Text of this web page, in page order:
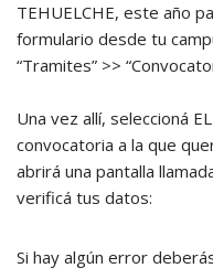
TEHUELCHE, este año
formulario desde tu
“Tramites” >>
Una vez allí, seleccioná
convocatoria a la que
abrirá una pantalla
verificá tus datos:
Si hay algún error